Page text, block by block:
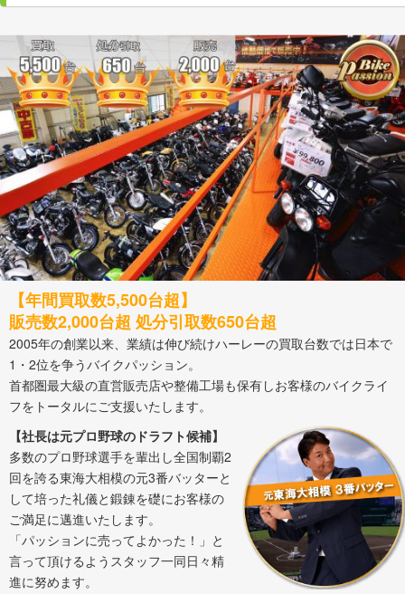
【年間買取数5,500台超】
販売数2,000台超 処分引取数650台超
2005年の創業以来、業績は伸び続けハーレーの買取台数では日本で
1・2位を争うバイクパッション。
首都圏最大級の直営販売店や整備工場も保有しお客様のバイクライ
フをトータルにご支援いたします。
【社長は元プロ野球のドラフト候補】
多数のプロ野球選手を輩出し全国制覇2
回を誇る東海大相模の元3番バッターと
して培った礼儀と鍛錬を礎にお客様の
ご満足に邁進いたします。
「パッションに売ってよかった！」と
言って頂けるようスタッフ一同日々精
進に努めます。